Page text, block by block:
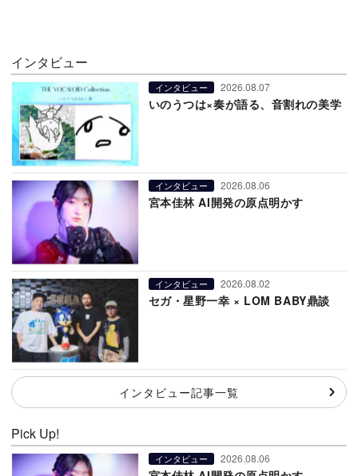
インタビュー
インタビュー 2026.08.07
いのうつは×奏が語る、音割れの美学
インタビュー 2026.08.06
宮本佳林 AI開発の原点明かす
インタビュー 2026.08.02
セガ・星野一幸 × LOM BABY鼎談
インタビュー記事一覧
Pick Up!
インタビュー 2026.08.06